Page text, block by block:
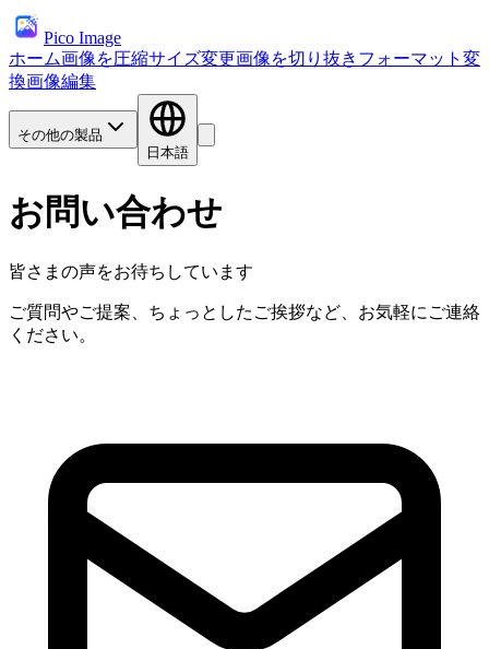
Pico Image
ホーム画像を圧縮サイズ変更画像を切り抜き フォーマット変
換画像編集
その他の製品
日本語
お問い合わせ
皆さまの声をお待ちしています
ご質問やご提案、ちょっとしたご挨拶など、お気軽にご連絡
ください。